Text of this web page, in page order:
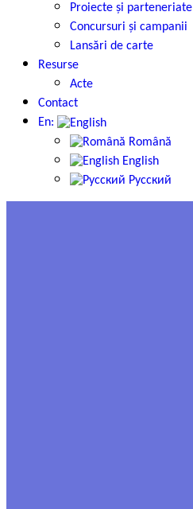
Proiecte și parteneriate
Concursuri și campanii
Lansări de carte
Resurse
Acte
Contact
En:
Română
English
Русский